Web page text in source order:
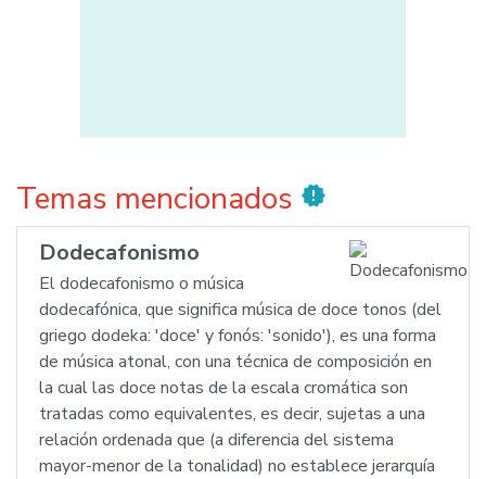
Temas mencionados new_releases
Dodecafonismo
El dodecafonismo o música
dodecafónica, que significa música de doce tonos (del
griego dodeka: 'doce' y fonós: 'sonido'), es una forma
de música atonal, con una técnica de composición en
la cual las doce notas de la escala cromática son
tratadas como equivalentes, es decir, sujetas a una
relación ordenada que (a diferencia del sistema
mayor-menor de la tonalidad) no establece jerarquía